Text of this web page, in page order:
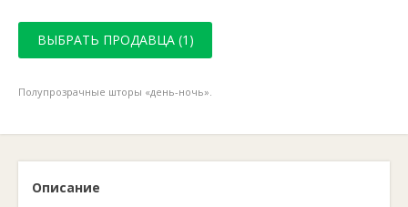
ВЫБРАТЬ ПРОДАВЦА (1)
Полупрозрачные шторы «день-ночь».
Описание